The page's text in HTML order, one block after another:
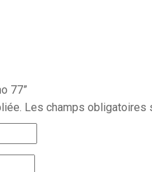
77”
Les champs obligatoires